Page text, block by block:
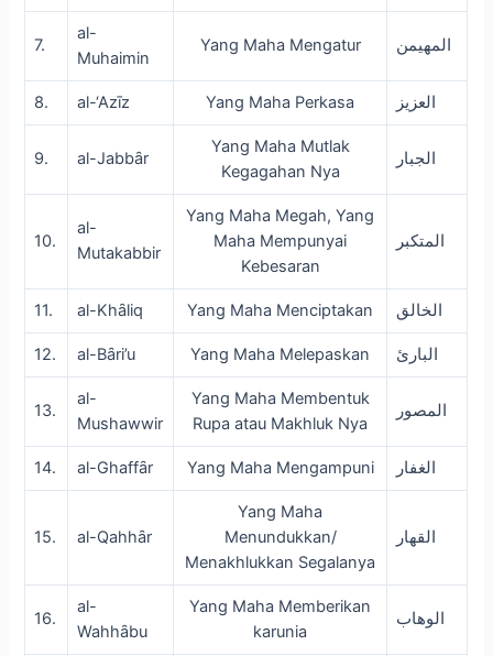
7.
al-
Muhaimin
Yang Maha Mengatur المهيمن
8. al-‘Azīz Yang Maha Perkasa العزيز
9. al-Jabbȃr
Yang Maha Mutlak
Kegagahan Nya
الجبار
10.
al-
Mutakabbir
Yang Maha Megah, Yang
Maha Mempunyai
Kebesaran
المتكبر
11. al-Khȃliq Yang Maha Menciptakan الخالق
12. al-Bȃri’u Yang Maha Melepaskan البارئ
13.
al-
Mushawwir
Yang Maha Membentuk
Rupa atau Makhluk Nya
المصور
14. al-Ghaffȃr Yang Maha Mengampuni الغفار
15. al-Qahhȃr
Yang Maha
Menundukkan/
Menakhlukkan Segalanya
القهار
16.
al-
Wahhȃbu
Yang Maha Memberikan
karunia
الوهاب